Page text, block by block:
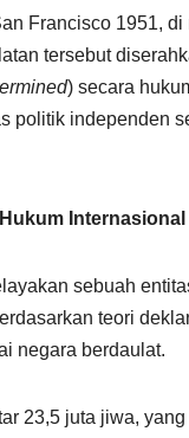
Francisco 1951,
tersebut
) secara
politik independen
Internasional
sebuah
teori
negara berdaulat.
23,5 juta jiwa,